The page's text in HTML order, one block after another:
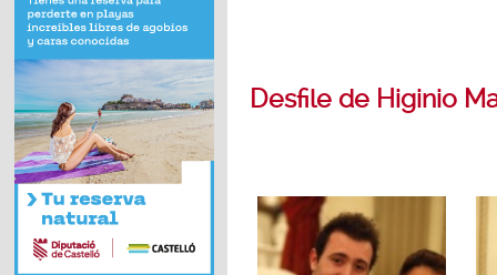
Desfile de Higinio